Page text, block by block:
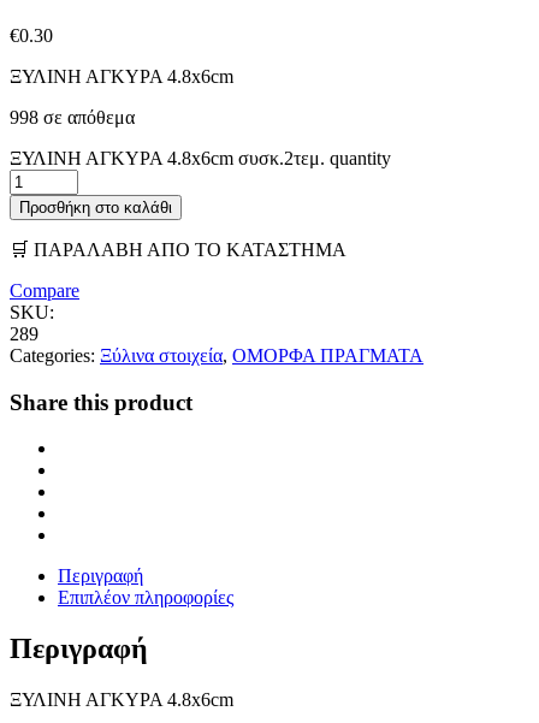
€0.30
ΞΥΛΙΝΗ ΑΓΚΥΡΑ 4.8x6cm
998 σε απόθεμα
ΞΥΛΙΝΗ ΑΓΚΥΡΑ 4.8x6cm συσκ.2τεμ. quantity
Προσθήκη στο καλάθι
🛒 ΠΑΡΑΛΑΒΗ ΑΠΟ ΤΟ ΚΑΤΑΣΤΗΜΑ
Compare
SKU:
289
Categories: Ξύλινα στοιχεία, ΟΜΟΡΦΑ ΠΡΑΓΜΑΤΑ
Share this product
Περιγραφή
Επιπλέον πληροφορίες
Περιγραφή
ΞΥΛΙΝΗ ΑΓΚΥΡΑ 4.8x6cm